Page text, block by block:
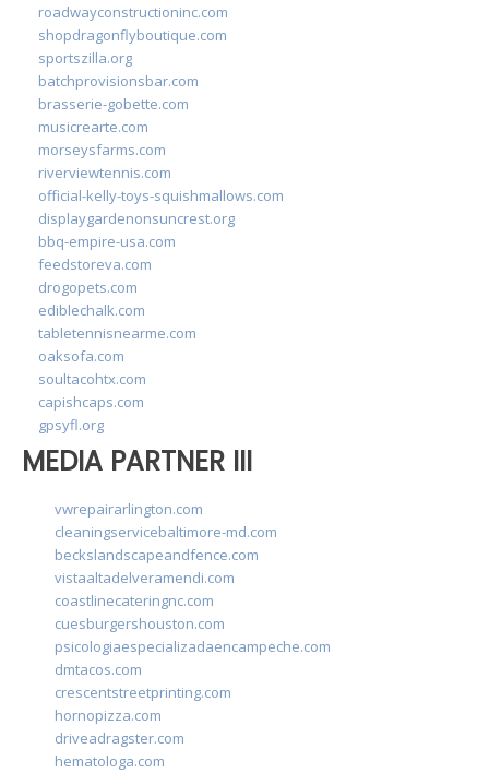
roadwayconstructioninc.com
shopdragonflyboutique.com
sportszilla.org
batchprovisionsbar.com
brasserie-gobette.com
musicrearte.com
morseysfarms.com
riverviewtennis.com
official-kelly-toys-squishmallows.com
displaygardenonsuncrest.org
bbq-empire-usa.com
feedstoreva.com
drogopets.com
ediblechalk.com
tabletennisnearme.com
oaksofa.com
soultacohtx.com
capishcaps.com
gpsyfl.org
MEDIA PARTNER III
vwrepairarlington.com
cleaningservicebaltimore-md.com
beckslandscapeandfence.com
vistaaltadelveramendi.com
coastlinecateringnc.com
cuesburgershouston.com
psicologiaespecializadaencampeche.com
dmtacos.com
crescentstreetprinting.com
hornopizza.com
driveadragster.com
hematologa.com